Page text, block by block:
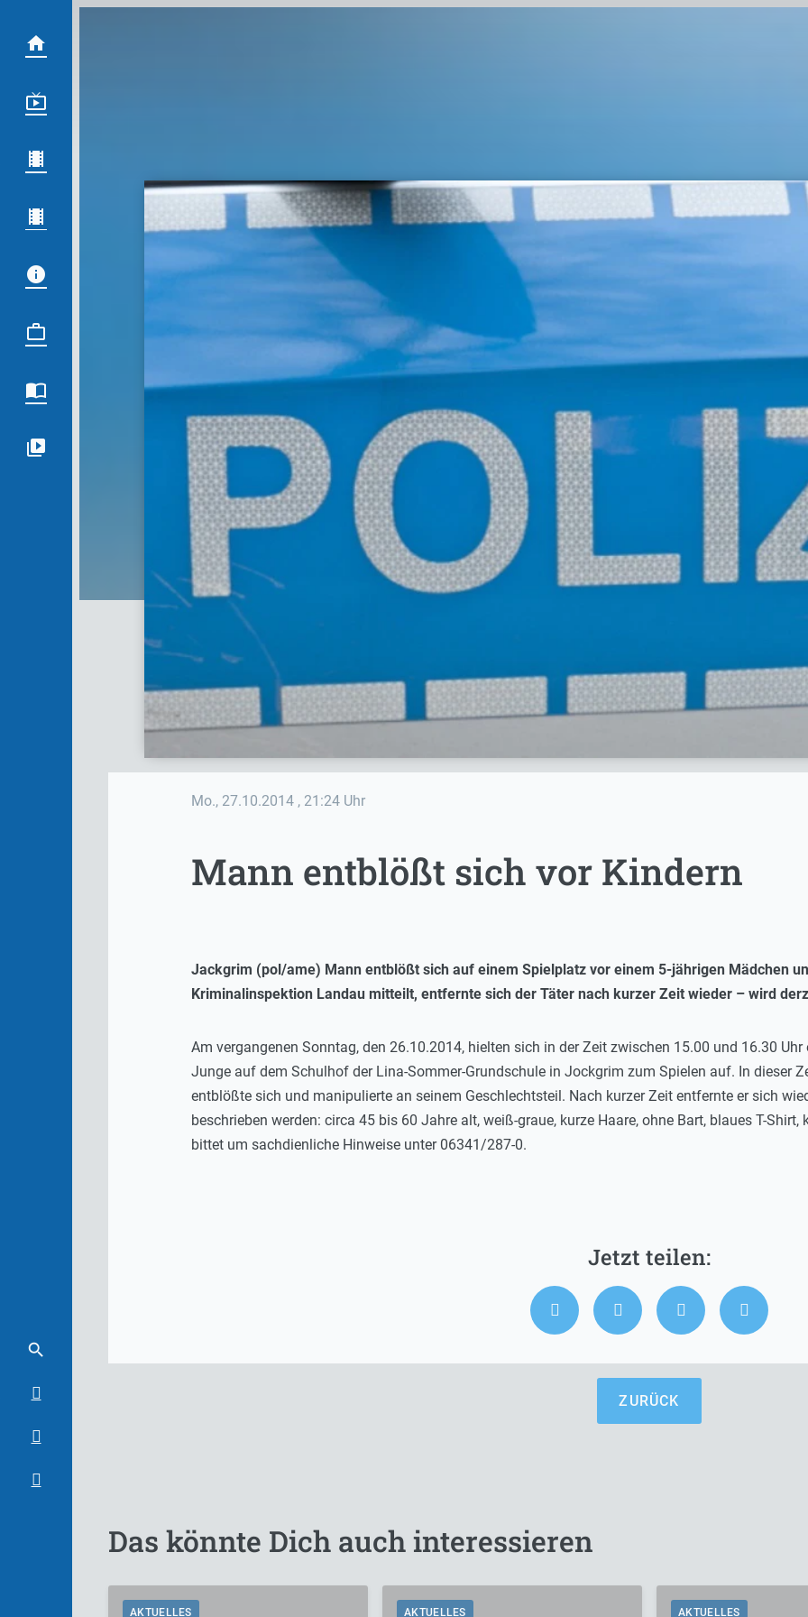
Mo., 27.10.2014 , 21:24 Uhr
Mann entblößt sich vor Kindern
Jackgrim (pol/ame) Mann entblößt sich auf einem Spielplatz vor einem 5-jährigen Mädchen
Kriminalinspektion Landau mitteilt, entfernte sich der Täter nach kurzer Zeit wieder – wird
Am vergangenen Sonntag, den 26.10.2014, hielten sich in der Zeit zwischen 15.00 und 16.30
Junge auf dem Schulhof der Lina-Sommer-Grundschule in Jockgrim zum Spielen auf. In dieser
entblößte sich und manipulierte an seinem Geschlechtsteil. Nach kurzer Zeit entfernte er sich
beschrieben werden: circa 45 bis 60 Jahre alt, weiß-graue, kurze Haare, ohne Bart, blaues T-
bittet um sachdienliche Hinweise unter 06341/287-0.
ZURÜCK
Das könnte Dich auch interessieren
AKTUELLES AKTUELLES AKTUELLES